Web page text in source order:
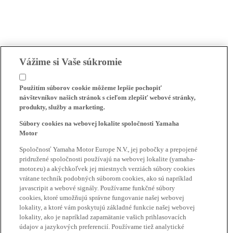
Vážime si Vaše súkromie
Použitím súborov cookie môžeme lepšie pochopiť
návštevníkov našich stránok s cieľom zlepšiť webové stránky,
produkty, služby a marketing.
Súbory cookies na webovej lokalite spoločnosti Yamaha
Motor
Spoločnosť Yamaha Motor Europe N.V., jej pobočky a prepojené
pridružené spoločnosti používajú na webovej lokalite (yamaha-
motor.eu) a akýchkoľvek jej miestnych verziách súbory cookies
vrátane techník podobných súborom cookies, ako sú napríklad
javascripit a webové signály. Používame funkčné súbory
cookies, ktoré umožňujú správne fungovanie našej webovej
lokality, a ktoré vám poskytujú základné funkcie našej webovej
lokality, ako je napríklad zapamätanie vašich prihlasovacích
údajov a jazykových preferencií. Používame tiež analytické